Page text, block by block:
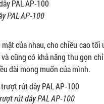
PAL AP-100
của nhau, cho chiều cao tối
cũng có khả năng thu gọn
dài mong muốn của mình.
rút dây PAL AP-100